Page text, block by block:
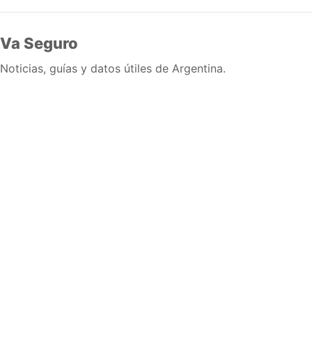
Va Seguro
Noticias, guías y datos útiles de Argentina.